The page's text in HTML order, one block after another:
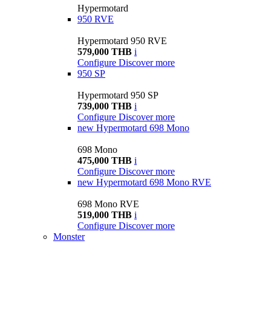
Hypermotard
950 RVE
Hypermotard 950 RVE
579,000 THB i
Configure Discover more
950 SP
Hypermotard 950 SP
739,000 THB i
Configure Discover more
new Hypermotard 698 Mono
698 Mono
475,000 THB i
Configure Discover more
new Hypermotard 698 Mono RVE
698 Mono RVE
519,000 THB i
Configure Discover more
Monster